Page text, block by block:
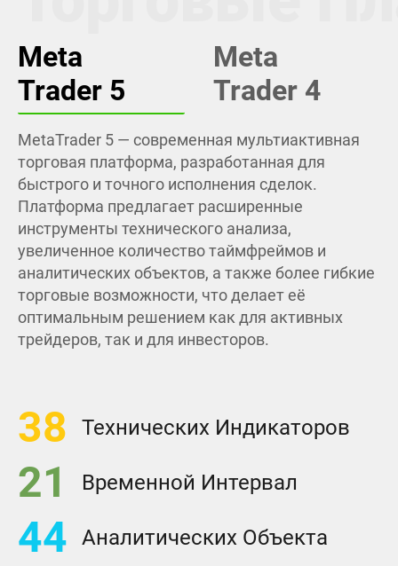
Meta
Trader 5
Meta
Trader 4
MetaTrader 5 — современная мультиактивная
торговая платформа, разработанная для
быстрого и точного исполнения сделок.
Платформа предлагает расширенные
инструменты технического анализа,
увеличенное количество таймфреймов и
аналитических объектов, а также более гибкие
торговые возможности, что делает её
оптимальным решением как для активных
трейдеров, так и для инвесторов.
38 Технических Индикаторов
21 Временной Интервал
44 Аналитических Объекта